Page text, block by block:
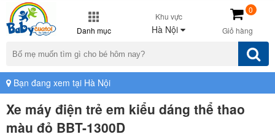
Danh mục
Khu vực
Hà Nội Giỏ hàng
0
Bạn đang xem tại Hà Nội
Xe máy điện trẻ em kiểu dáng thể thao
màu đỏ BBT-1300D